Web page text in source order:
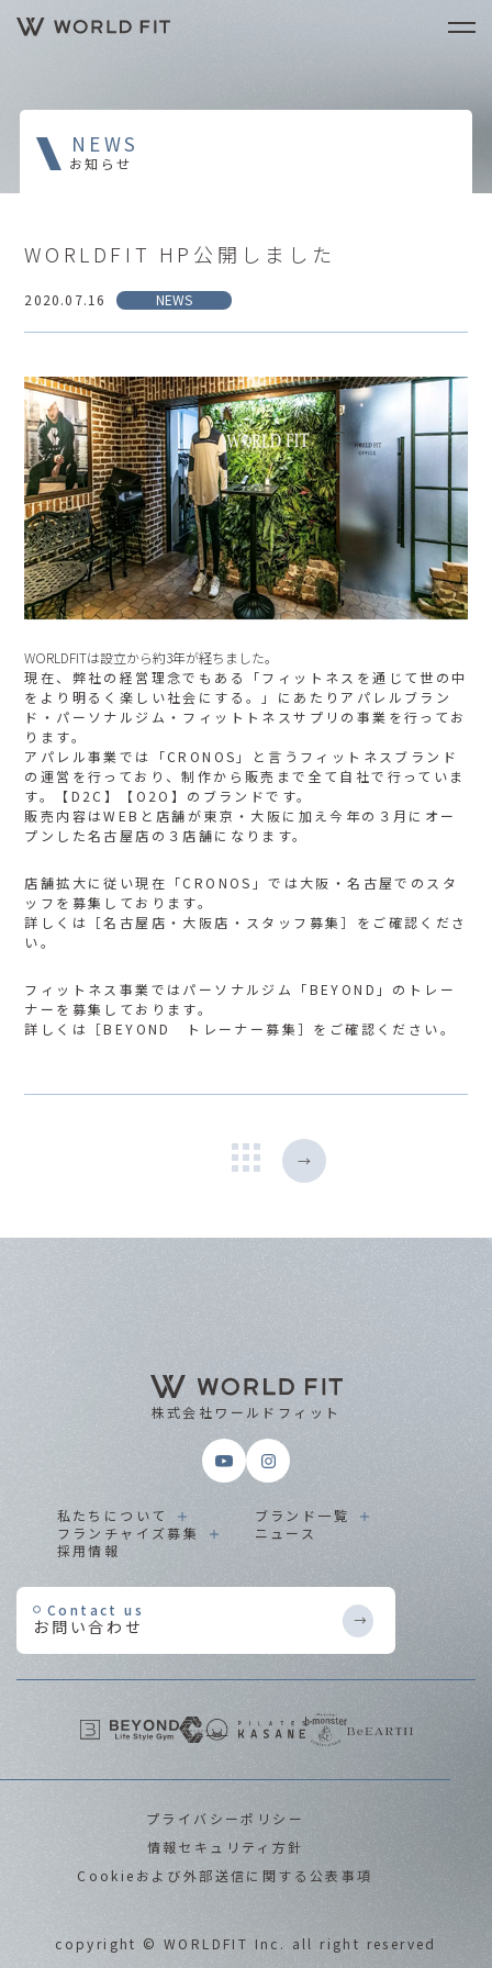
NEWS
お知らせ
WORLDFIT HP公開しました
2020.07.16 NEWS
WORLDFITは設立から約3年が経ちました。
現在、弊社の経営理念でもある「フィットネスを通じて世の中
をより明るく楽しい社会にする。」にあたりアパレルブラン
ド・パーソナルジム・フィットトネスサプリの事業を行ってお
ります。
アパレル事業では「CRONOS」と言うフィットネスブランド
の運営を行っており、制作から販売まで全て自社で行っていま
す。【D2C】【O2O】のブランドです。
販売内容はWEBと店舗が東京・大阪に加え今年の３月にオー
プンした名古屋店の３店舗になります。
店舗拡大に従い現在「CRONOS」では大阪・名古屋でのスタ
ッフを募集しております。
詳しくは［名古屋店・大阪店・スタッフ募集］をご確認くださ
い。
フィットネス事業ではパーソナルジム「BEYOND」のトレー
ナーを募集しております。
詳しくは［BEYOND トレーナー募集］をご確認ください。
→
株式会社ワールドフィット
私たちについて
ブランド一覧
フランチャイズ募集
ニュース
採用情報
Contact us
お問い合わせ
プライバシーポリシー
情報セキュリティ方針
Cookieおよび外部送信に関する公表事項
copyright © WORLDFIT Inc. all right reserved